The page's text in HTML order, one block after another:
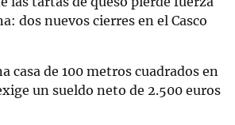
dos nuevos cierres en el Casco
casa de 100 metros cuadrados en
un sueldo neto de 2.500 euros